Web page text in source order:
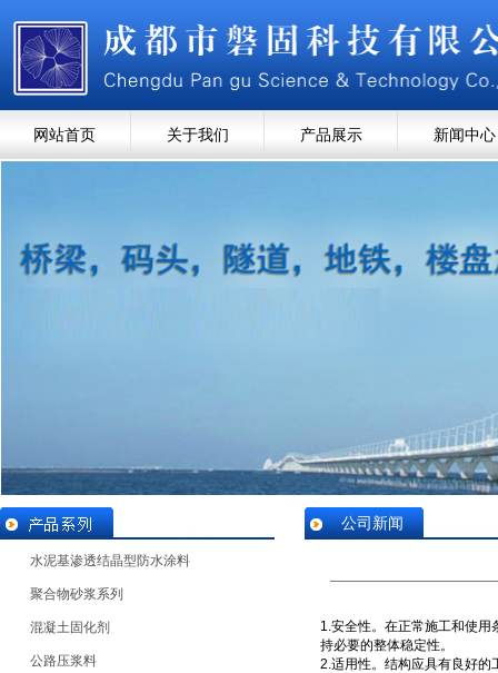
网站首页 关于我们 产品展示 新闻中心
水泥基渗透结晶型防水涂料
聚合物砂浆系列
混凝土固化剂
公路压浆料
公司新闻
1.安全性。在正常施工和使
持必要的整体稳定性。
2.适用性。结构应具有良好的